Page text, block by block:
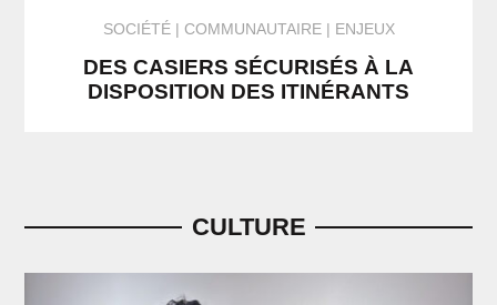
SOCIÉTÉ COMMUNAUTAIRE | ENJEUX
DES CASIERS SÉCURISÉS À LA
DISPOSITION DES ITINÉRANTS
CULTURE